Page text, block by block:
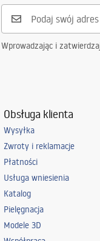
Wprowadzając i
Obsługa klienta
Wysyłka
Zwroty i reklamacje
Płatności
Usługa wniesienia
Katalog
Pielęgnacja
Modele 3D